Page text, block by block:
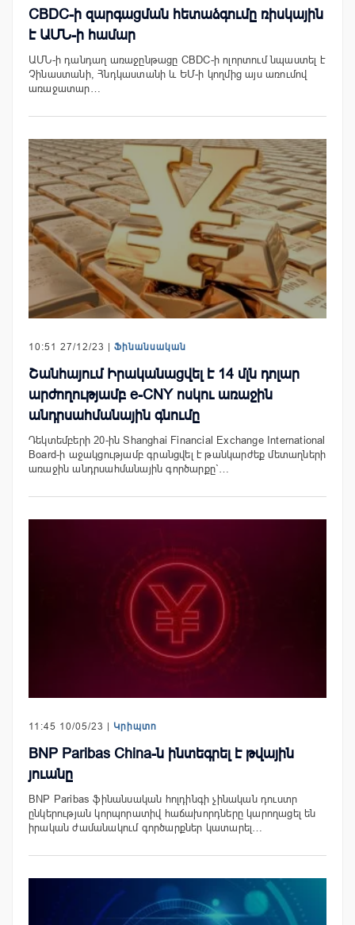
CBDC-ի զարգացման հետաձգումը ռիսկային
է ԱՄՆ-ի համար
ԱՄՆ-ի դանդաղ առաջընթացը CBDC-ի ոլորտում նպաստել է
Չինաստանի, Հնդկաստանի և ԵՄ-ի կողմից այս առումով
առաջատար…
10:51 27/12/23 | Ֆինանսական
Շանհայում Իրականացվել է 14 մլն դոլար
արժողությամբ e-CNY ոսկու առաջին
անդրսահմանային գնումը
Դեկտեմբերի 20-ին Shanghai Financial Exchange International
Board-ի աջակցությամբ գրանցվել է թանկարժեք մետաղների
առաջին անդրսահմանային գործարքը`…
11:45 10/05/23 | Կրիպտո
BNP Paribas China-ն ինտեգրել է թվային
յուանը
BNP Paribas ֆինանսական հոլդինգի չինական դուստր
ընկերության կորպորատիվ հաճախորդները կարողացել են
իրական ժամանակում գործարքներ կատարել…